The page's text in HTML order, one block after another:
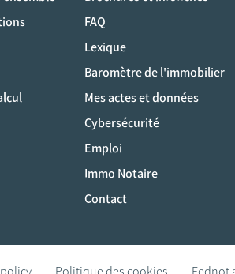
FAQ
Lexique
Baromètre de l'immobilier
Mes actes et données
Cybersécurité
Emploi
Immo Notaire
Contact